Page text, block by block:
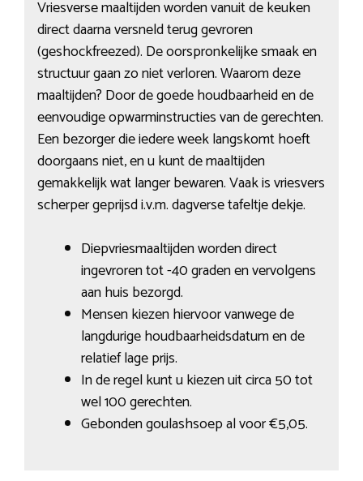
Vriesverse maaltijden worden vanuit de keuken
direct daarna versneld terug gevroren
(geshockfreezed). De oorspronkelijke smaak en
structuur gaan zo niet verloren. Waarom deze
maaltijden? Door de goede houdbaarheid en de
eenvoudige opwarminstructies van de gerechten.
Een bezorger die iedere week langskomt hoeft
doorgaans niet, en u kunt de maaltijden
gemakkelijk wat langer bewaren. Vaak is vriesvers
scherper geprijsd i.v.m. dagverse tafeltje dekje.
Diepvriesmaaltijden worden direct
ingevroren tot -40 graden en vervolgens
aan huis bezorgd.
Mensen kiezen hiervoor vanwege de
langdurige houdbaarheidsdatum en de
relatief lage prijs.
In de regel kunt u kiezen uit circa 50 tot
wel 100 gerechten.
Gebonden goulashsoep al voor €5,05.